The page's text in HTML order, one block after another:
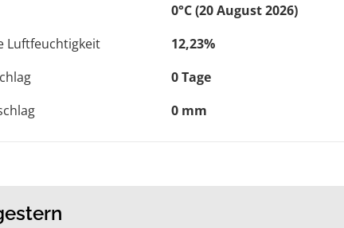
0°C (20 August 2026)
Luftfeuchtigkeit
12,23%
0 Tage
0 mm